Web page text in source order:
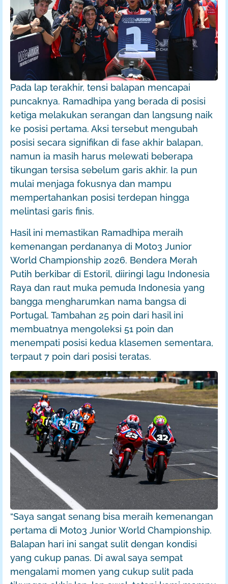
Pada lap terakhir, tensi balapan mencapai
puncaknya. Ramadhipa yang berada di posisi
ketiga melakukan serangan dan langsung naik
ke posisi pertama. Aksi tersebut mengubah
posisi secara signifikan di fase akhir balapan,
namun ia masih harus melewati beberapa
tikungan tersisa sebelum garis akhir. Ia pun
mulai menjaga fokusnya dan mampu
mempertahankan posisi terdepan hingga
melintasi garis finis.
Hasil ini memastikan Ramadhipa meraih
kemenangan perdananya di Moto3 Junior
World Championship 2026. Bendera Merah
Putih berkibar di Estoril, diiringi lagu Indonesia
Raya dan raut muka pemuda Indonesia yang
bangga mengharumkan nama bangsa di
Portugal. Tambahan 25 poin dari hasil ini
membuatnya mengoleksi 51 poin dan
menempati posisi kedua klasemen sementara,
terpaut 7 poin dari posisi teratas.
“Saya sangat senang bisa meraih kemenangan
pertama di Moto3 Junior World Championship.
Balapan hari ini sangat sulit dengan kondisi
yang cukup panas. Di awal saya sempat
mengalami momen yang cukup sulit pada